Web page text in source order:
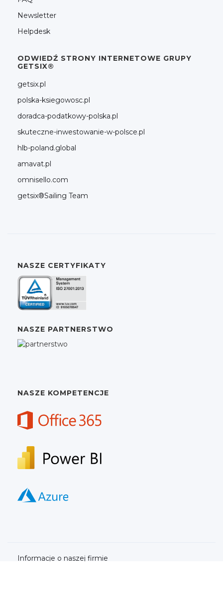
Newsletter
Helpdesk
ODWIEDŹ STRONY INTERNETOWE GRUPY
GETSIX®
getsix.pl
polska-ksiegowosc.pl
doradca-podatkowy-polska.pl
skuteczne-inwestowanie-w-polsce.pl
hlb-poland.global
amavat.pl
omnisello.com
getsix®Sailing Team
NASZE CERTYFIKATY
NASZE PARTNERSTWO
NASZE KOMPETENCJE
Informacje o naszej firmie